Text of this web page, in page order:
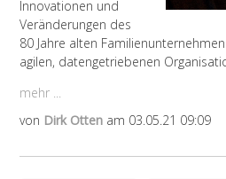
Innovationen und
Veränderungen des
80 Jahre alten
agilen, datengetriebenen
mehr ...
von Dirk Otten am 03.05.21 09:09